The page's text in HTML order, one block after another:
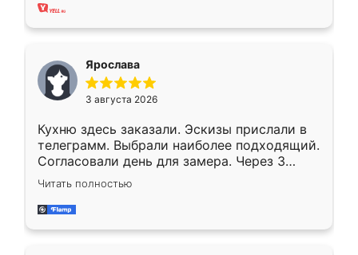
Ярослава
3 августа 2026
Кухню здесь заказали. Эскизы прислали в
телеграмм. Выбрали наиболее подходящий.
Согласовали день для замера. Через 3
недели кухня была уже готова. Остались
довольны работой. Спасибо Ренессанс
мебель за качественную работу!
Читать полностью